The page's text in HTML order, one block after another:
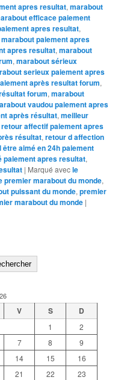
apres resultat,marabout
efficace paiement
apres resultat,
marabout paiement apres
apres resultat,marabout
,marabout sérieux
serieux paiement apres
après resultat forum,
forum,marabout
vaudou paiement apres
après résultat,meilleur
retour affectif paiement apres
résultat,retour d affection
être aimé en 24h paiement
paiement apres resultat,
| Marqué avecle
premier marabout du monde,
puissant du monde,premier
marabout du monde |
V S D
1
2
7 8
9
14 15
16
21 22
23